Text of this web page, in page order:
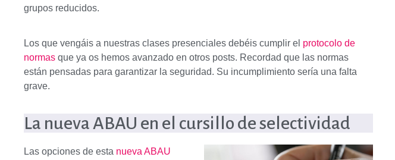
grupos reducidos.
Los que vengáis a nuestras clases presenciales debéis cumplir el protocolo de
normas que ya os hemos avanzado en otros posts. Recordad que las normas
están pensadas para garantizar la seguridad. Su incumplimiento sería una falta
grave.
La nueva ABAU en el cursillo de selectividad
Las opciones de esta nueva ABAU